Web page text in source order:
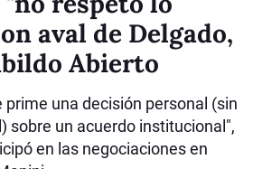
aval de Delgado,
Abierto
prime una decisión personal (sin
sobre un acuerdo institucional",
en las negociaciones en